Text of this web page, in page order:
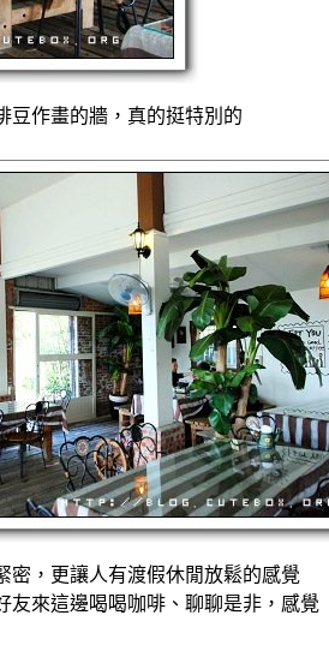
豆作畫的牆，真的挺特別的
密，更讓人有渡假休閒放鬆的感覺
友來這邊喝喝咖啡、聊聊是非，感覺